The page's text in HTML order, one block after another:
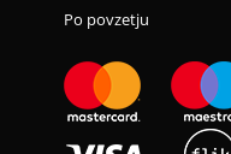
Po povzetju